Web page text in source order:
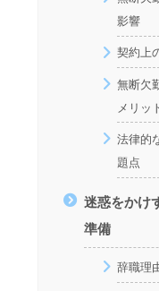
影響
契約上
無断欠
メリッ
法律的
題点
迷惑をかけ
準備
辞職理